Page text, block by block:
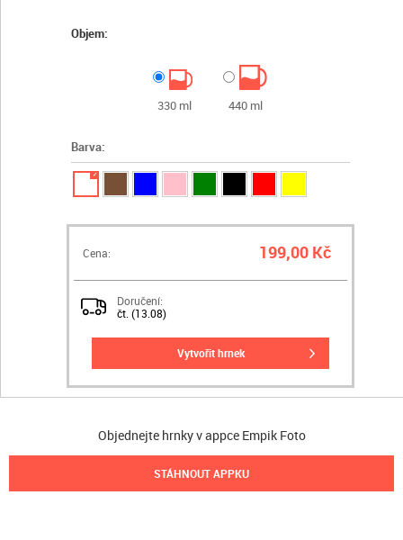
Objem:
330 ml 440 ml
Barva:
✓
Cena: 199,00 Kč
Doručení:
čt. (13.08)
vytvořit hrnek
Objednejte hrnky v appce Empik Foto
STÁHNOUT APPKU